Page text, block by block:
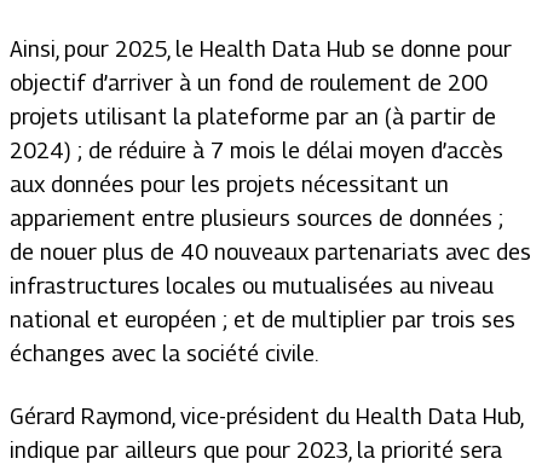
Ainsi, pour 2025, le Health Data Hub se donne pour
objectif d’arriver à un fond de roulement de 200
projets utilisant la plateforme par an (à partir de
2024) ; de réduire à 7 mois le délai moyen d’accès
aux données pour les projets nécessitant un
appariement entre plusieurs sources de données ;
de nouer plus de 40 nouveaux partenariats avec des
infrastructures locales ou mutualisées au niveau
national et européen ; et de multiplier par trois ses
échanges avec la société civile.
Gérard Raymond, vice-président du Health Data Hub,
indique par ailleurs que pour 2023, la priorité sera